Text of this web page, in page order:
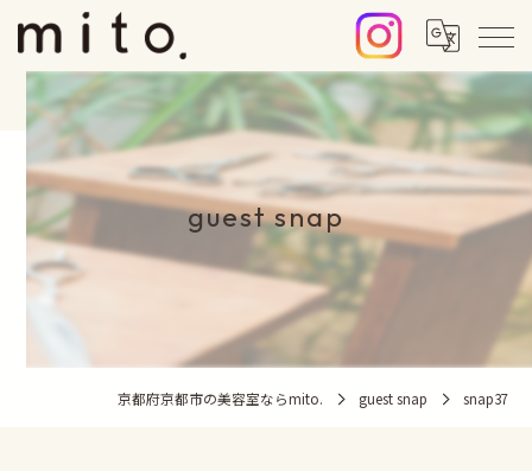
guest snap
京都府京都市の美容室ならmito. guest snap snap37